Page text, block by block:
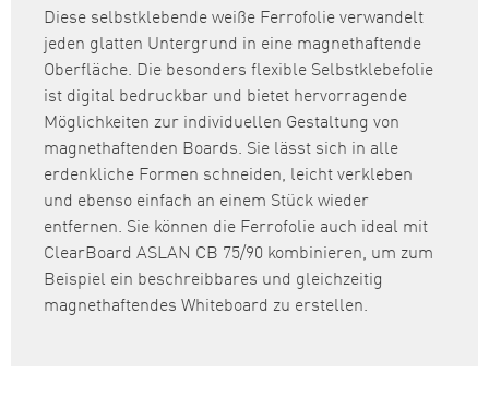
Diese selbstklebende weiße Ferrofolie verwandelt
jeden glatten Untergrund in eine magnethaftende
Oberfläche. Die besonders flexible Selbstklebefolie
ist digital bedruckbar und bietet hervorragende
Möglichkeiten zur individuellen Gestaltung von
magnethaftenden Boards. Sie lässt sich in alle
erdenkliche Formen schneiden, leicht verkleben
und ebenso einfach an einem Stück wieder
entfernen. Sie können die Ferrofolie auch ideal mit
ClearBoard ASLAN CB 75/90 kombinieren, um zum
Beispiel ein beschreibbares und gleichzeitig
magnethaftendes Whiteboard zu erstellen.